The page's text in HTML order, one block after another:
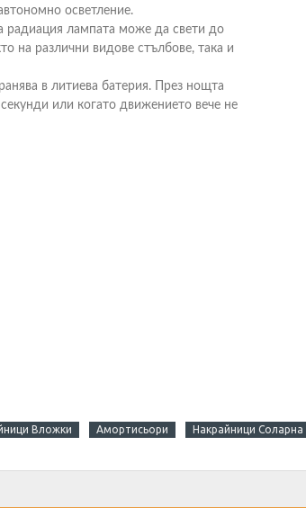
осветление.
радиация лампата може да свети до
на различни видове стълбове, така и
в литиева батерия. През нощта
или когато движението вече не
Вложки Амортисьори Накрайници Соларна